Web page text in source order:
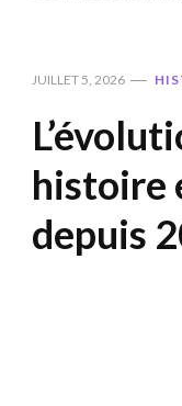
JUILLET 5, 2026
histoire
depuis